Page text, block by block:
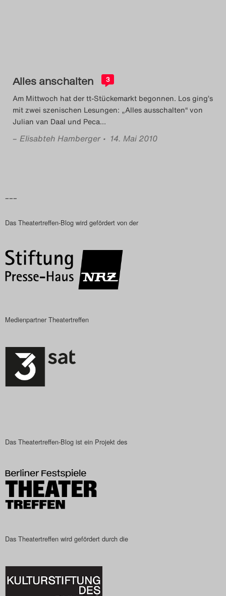
Das Theatertreffen-Blog
2015
Das Theatertreffen-Blog
2016
Das Theatertreffen-Blog
2018
Das Theatertreffen-Blog
2018 Alumni
Das Theatertreffen-Blog
Das Theatertreffen-Blog
2022
Das Theatertreffen-Blog
2023
Das Theatertreffen-Blog
2024
2025
Alles anschalten 3
Am Mittwoch hat der tt-Stückemarkt begonnen. Los ging’s
mit zwei szenischen Lesungen: „Alles ausschalten“ von
Julian van Daal und Peca…
– Elisabteh Hamberger • 14. Mai 2010
–––
Das Theatertreffen-Blog wird gefördert von der
Medienpartner Theatertreffen
Das Theatertreffen-Blog ist ein Projekt des
Das Theatertreffen wird gefördert durch die